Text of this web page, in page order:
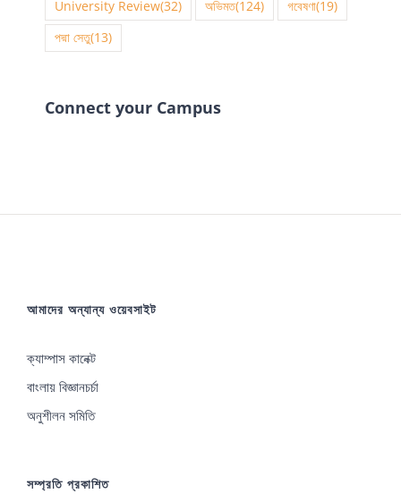
University Review(32) অভিমত(124) গবেষণা(19)
পদ্মা সেতু(13)
Connect your Campus
আমাদের অন্যান্য ওয়েবসাইট
ক্যাম্পাস কানেক্ট
বাংলায় বিজ্ঞানচর্চা
অনুশীলন সমিতি
সম্প্রতি প্রকাশিত